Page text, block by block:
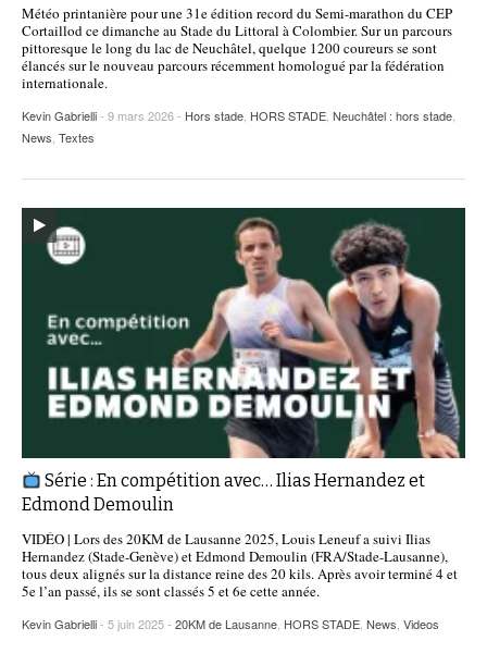
POURQUOI ATHLE.CH ?
ATHLE.CH RÉGIONS | VAUD
HIGHLIGHTS
LIVRES
Météo printanière pour une 31e édition record du Semi-marathon du CEP
Cortaillod ce dimanche au Stade du Littoral à Colombier. Sur un parcours
pittoresque le long du lac de Neuchâtel, quelque 1200 coureurs se sont
élancés sur le nouveau parcours récemment homologué par la fédération
internationale.
Kevin Gabrielli- 9 mars 2026 - Hors stade HORS STADE Neuchâtel : hors stade
News Textes
Série : En compétition avec… Ilias Hernandez et
Edmond Demoulin
VIDÉO | Lors des 20KM de Lausanne 2025, Louis Leneuf a suivi Ilias
Hernandez (Stade-Genève) et Edmond Demoulin (FRA/Stade-Lausanne),
tous deux alignés sur la distance reine des 20 kils. Après avoir terminé 4 et
5e l’an passé, ils se sont classés 5 et 6e cette année.
Kevin Gabrielli- 5 juin 2025 - 20KM de Lausanne HORS STADE News Videos